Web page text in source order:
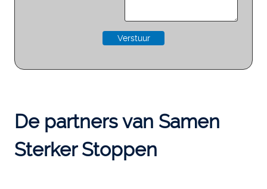
De partners van Samen
Sterker Stoppen